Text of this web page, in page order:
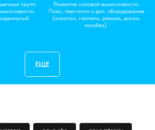
групп.
Развитие силовой выносливости.
Пояс, перчатки и доп. оборудование
(лопатки, гантели, резина, доски,
noodles).
ЕЩЕ